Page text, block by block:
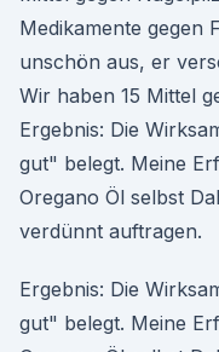
Medikamente gegen
unschön aus, er
Wir haben 15 Mittel
Ergebnis: Die
gut" belegt. Meine
Oregano Öl selbst
verdünnt auftragen.
Ergebnis: Die
gut" belegt. Meine